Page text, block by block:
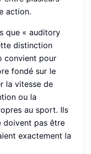
action.
que « auditory
distinction
convient pour
fondé sur le
la vitesse de
ou la
au sport. Ils
doivent pas être
exactement la